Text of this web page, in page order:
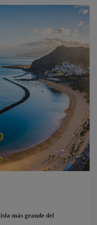
isla más grande del